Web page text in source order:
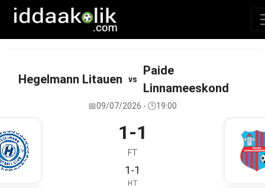
Hegelmann Litauen vs
Paide
Linnameeskond
📅09/07/2026 - 🕒19:00
1-1
FT
1-1
HT